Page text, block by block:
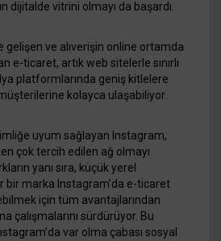
dijitalde vitrini olmayı da başardı.
gelişen ve alıverişin online ortamda
e-ticaret, artık web sitelerle sınırlı
platformlarında geniş kitlelere
kolayca ulaşabiliyor.
uyum sağlayan Instagram,
çok tercih edilen ağ olmayı
yanı sıra, küçük yerel
bir marka Instagram’da e-ticaret
için tüm avantajlarından
çalışmalarını sürdürüyor. Bu
var olma çabası sosyal